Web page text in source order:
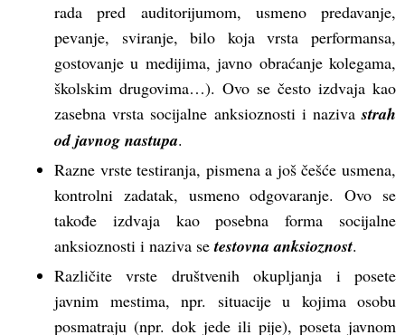
rada pred auditorijumom, usmeno predavanje,
pevanje, sviranje, bilo koja vrsta performansa,
gostovanje u medijima, javno obraćanje kolegama,
školskim drugovima…). Ovo se često izdvaja kao
zasebna vrsta socijalne anksioznosti i nazivastrah
od javnog nastupa.
Razne vrste testiranja, pismena a još češće usmena,
kontrolni zadatak, usmeno odgovaranje. Ovo se
takođe izdvaja kao posebna forma socijalne
anksioznosti i naziva setestovna anksioznost.
Različite vrste društvenih okupljanja i posete
javnim mestima, npr. situacije u kojima osobu
posmatraju (npr. dok jede ili pije), poseta javnom